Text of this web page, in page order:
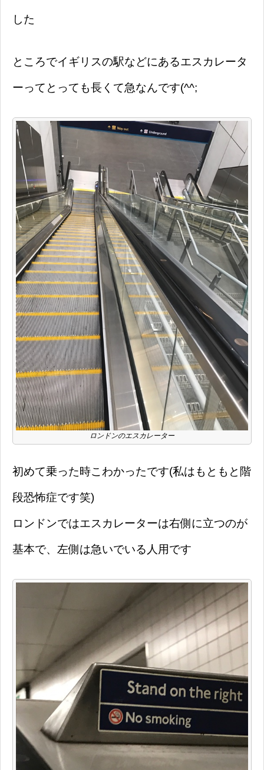
した
ところでイギリスの駅などにあるエスカレータ
ーってとっても長くて急なんです(^^;
ロンドンのエスカレーター
初めて乗った時こわかったです(私はもともと階
段恐怖症です笑)
ロンドンではエスカレーターは右側に立つのが
基本で、左側は急いでいる人用です